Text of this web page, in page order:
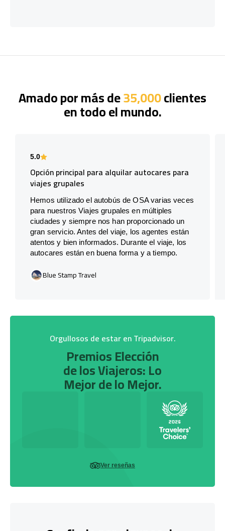
Amado por más de35,000clientes
en todo el mundo.
5.0
Opción principal para alquilar autocares para
viajes grupales
Hemos utilizado el autobús de OSA varias veces
para nuestros Viajes grupales en múltiples
ciudades y siempre nos han proporcionado un
gran servicio. Antes del viaje, los agentes están
atentos y bien informados. Durante el viaje, los
autocares están en buena forma y a tiempo.
Blue Stamp Travel
Orgullosos de estar en Tripadvisor.
Premios Elección
de los Viajeros: Lo
Mejor de lo Mejor.
Ver reseñas